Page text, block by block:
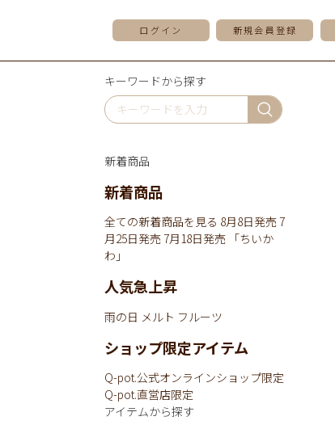
ログイン 新規会員登録
キーワードから探す
新着商品
新着商品
全ての新着商品を見る 8月8日発売7
月25日発売7月18日発売 「ちいか
わ」
人気急上昇
雨の日 メルト フルーツ
ショップ限定アイテム
Q-pot.公式オンラインショップ限定
Q-pot.直営店限定
アイテムから探す